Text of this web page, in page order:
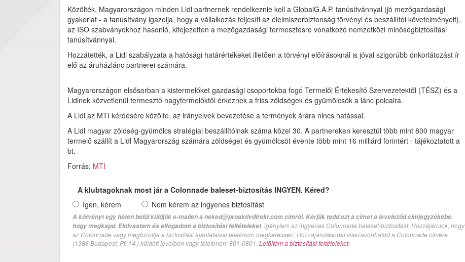
Közölték, Magyarországon minden Lidl partnernek rendelkeznie kell a GlobalG.A.P. tanúsítvánnyal (jó mezőgazdasági
gyakorlat - a tanúsítvány igazolja, hogy a vállalkozás teljesíti az élelmiszerbiztonság törvényi és beszállítói követelményeit),
az ISO szabványokhoz hasonló, kifejezetten a mezőgazdasági termesztésre vonatkozó nemzetközi minőségbiztosítási
tanúsítvánnyal.
Hozzátették, a Lidl szabályzata a hatósági határértékeket illetően a törvényi előírásoknál is jóval szigorúbb önkorlátozást ír
elő az áruházlánc partnerei számára.
Magyarországon elsősorban a kistermelőket gazdasági csoportokba fogó Termelői Értékesítő Szervezetektől (TÉSZ) és a
Lidlnek közvetlenül termesztő nagytermelőktől érkeznek a friss zöldségek és gyümölcsök a lánc polcaira.
A Lidl az MTI kérdésére közölte, az irányelvek bevezetése a termények árára nincs hatással.
A Lidl magyar zöldség-gyümölcs stratégiai beszállítóinak száma közel 30. A partnereken keresztül több mint 800 magyar
termelő szállít a Lidl Magyarország számára zöldséget és gyümölcsöt évente több mint 16 milliárd forintért - tájékoztatott a
bt.
Forrás: MTI
A klubtagoknak most jár a Colonnade baleset-biztosítás INGYEN. Kéred?
Igen, kérem
Nem kérem az ingyenes biztosítást
A kötvényt egy héten belül küldjük e-mailen a neked@proaktivdirekt.com címről. Kérjük tedd ezt a címet a leveleződ címjegyzékébe,
hogy megkapd. Elolvastam és elfogadom a biztosítási feltételeket, igénylem az ingyenes Colonnade baleset-biztosítást. Hozzájárulok, hogy
az Colonnade vagy megbízottja a biztosítási ajánlataival telefonon megkeressen. Hozzájárulásodat visszavonhatod a Colonnade címére
(1388 Budapest, Pf. 14.) küldött levélben vagy telefonon: 801-0801. Letöltöm a biztosítási feltételeket.